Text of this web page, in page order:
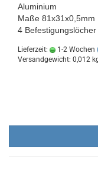
Aluminium
Maße 81x31x0,5mm
4
Lieferzeit: 1-2 Wochen
Versandgewicht: 0,012